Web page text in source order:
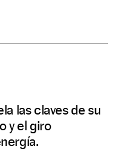
las claves de su
y el giro